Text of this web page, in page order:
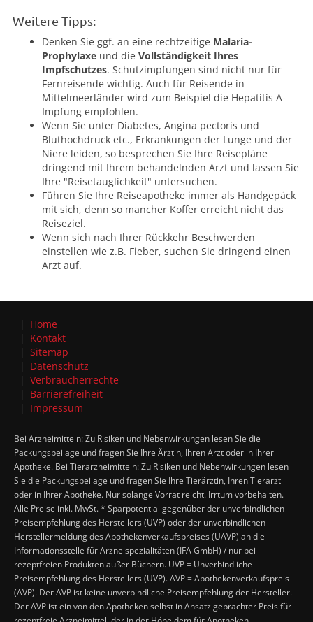
Weitere Tipps:
Denken Sie ggf. an eine rechtzeitige Malaria-
Prophylaxe und die Vollständigkeit Ihres
Impfschutzes. Schutzimpfungen sind nicht nur für
Fernreisende wichtig. Auch für Reisende in
Mittelmeerländer wird zum Beispiel die Hepatitis A-
Impfung empfohlen.
Wenn Sie unter Diabetes, Angina pectoris und
Bluthochdruck etc., Erkrankungen der Lunge und der
Niere leiden, so besprechen Sie Ihre Reisepläne
dringend mit Ihrem behandelnden Arzt und lassen Sie
Ihre "Reisetauglichkeit" untersuchen.
Führen Sie Ihre Reiseapotheke immer als Handgepäck
mit sich, denn so mancher Koffer erreicht nicht das
Reiseziel.
Wenn sich nach Ihrer Rückkehr Beschwerden
einstellen wie z.B. Fieber, suchen Sie dringend einen
Arzt auf.
Home
Kontakt
Sitemap
Datenschutz
Verbraucherrechte
Barrierefreiheit
Impressum
Bei Arzneimitteln: Zu Risiken und Nebenwirkungen lesen Sie die
Packungsbeilage und fragen Sie Ihre Ärztin, Ihren Arzt oder in Ihrer
Apotheke. Bei Tierarzneimitteln: Zu Risiken und Nebenwirkungen lesen
Sie die Packungsbeilage und fragen Sie Ihre Tierärztin, Ihren Tierarzt
oder in Ihrer Apotheke. Nur solange Vorrat reicht. Irrtum vorbehalten.
Alle Preise inkl. MwSt. * Sparpotential gegenüber der unverbindlichen
Preisempfehlung des Herstellers (UVP) oder der unverbindlichen
Herstellermeldung des Apothekenverkaufspreises (UAVP) an die
Informationsstelle für Arzneispezialitäten (IFA GmbH) / nur bei
rezeptfreien Produkten außer Büchern. UVP = Unverbindliche
Preisempfehlung des Herstellers (UVP). AVP = Apothekenverkaufspreis
(AVP). Der AVP ist keine unverbindliche Preisempfehlung der Hersteller.
Der AVP ist ein von den Apotheken selbst in Ansatz gebrachter Preis für